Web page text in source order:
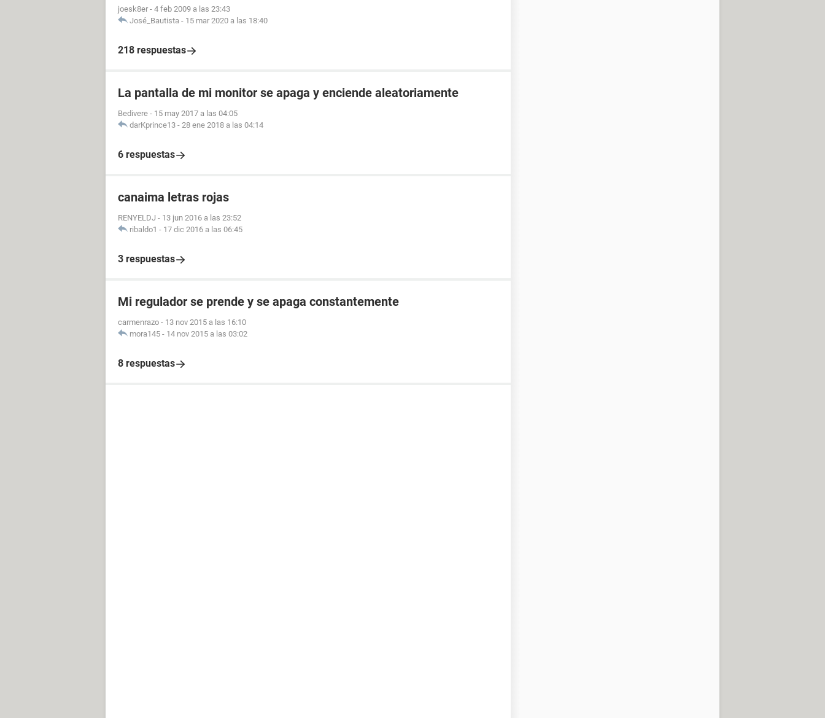
joesk8er - 4 feb 2009 a las 23:43
José_Bautista - 15 mar 2020 a las 18:40
218 respuestas
La pantalla de mi monitor se apaga y enciende aleatoriamente
Bedivere - 15 may 2017 a las 04:05
darKprince13 - 28 ene 2018 a las 04:14
6 respuestas
canaima letras rojas
RENYELDJ - 13 jun 2016 a las 23:52
ribaldo1 - 17 dic 2016 a las 06:45
3 respuestas
Mi regulador se prende y se apaga constantemente
carmenrazo - 13 nov 2015 a las 16:10
mora145 - 14 nov 2015 a las 03:02
8 respuestas